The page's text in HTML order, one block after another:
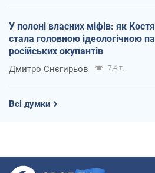
У полоні власних міфів: як
стала головною ідеологічною
російських окупантів
Дмитро Снєгирьов 7,4 т.
Всі думки